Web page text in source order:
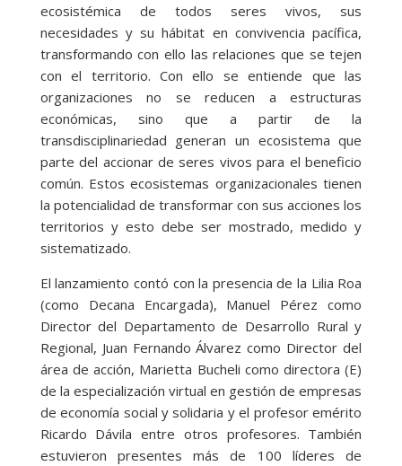
ecosistémica de todos seres vivos, sus
necesidades y su hábitat en convivencia pacífica,
transformando con ello las relaciones que se tejen
con el territorio. Con ello se entiende que las
organizaciones no se reducen a estructuras
económicas, sino que a partir de la
transdisciplinariedad generan un ecosistema que
parte del accionar de seres vivos para el beneficio
común. Estos ecosistemas organizacionales tienen
la potencialidad de transformar con sus acciones los
territorios y esto debe ser mostrado, medido y
sistematizado.
El lanzamiento contó con la presencia de la Lilia Roa
(como Decana Encargada), Manuel Pérez como
Director del Departamento de Desarrollo Rural y
Regional, Juan Fernando Álvarez como Director del
área de acción, Marietta Bucheli como directora (E)
de la especialización virtual en gestión de empresas
de economía social y solidaria y el profesor emérito
Ricardo Dávila entre otros profesores. También
estuvieron presentes más de 100 líderes de